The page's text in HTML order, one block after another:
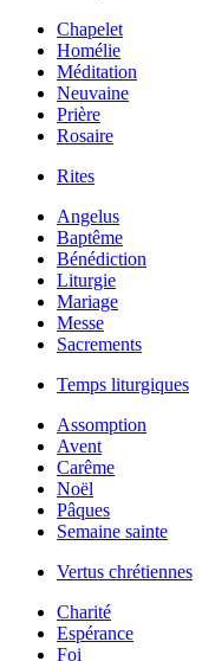
Chapelet
Homélie
Méditation
Neuvaine
Prière
Rosaire
Rites
Angelus
Baptême
Bénédiction
Liturgie
Mariage
Messe
Sacrements
Temps liturgiques
Assomption
Avent
Carême
Noël
Pâques
Semaine sainte
Vertus chrétiennes
Charité
Espérance
Foi